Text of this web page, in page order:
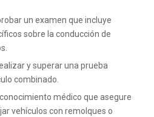
un examen que incluye
sobre la conducción de
y superar una prueba
combinado.
médico que asegure
vehículos con remolques o